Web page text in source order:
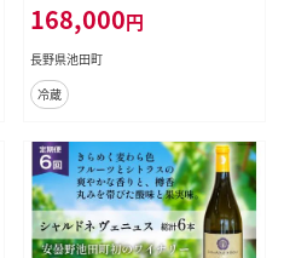
キ
168,000円
長野県池田町
冷蔵